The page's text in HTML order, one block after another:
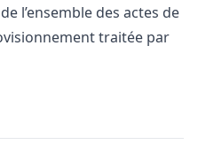
l’ensemble des actes de
traitée par